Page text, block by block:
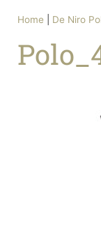
Home De Niro